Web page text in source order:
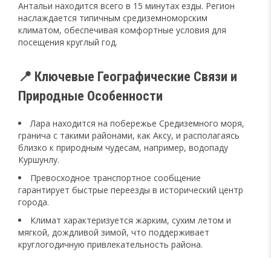
Антальи находится всего в 15 минутах езды. Регион
наслаждается типичным средиземноморским
климатом, обеспечивая комфортные условия для
посещения круглый год.
📍 Ключевые Географические Связи и
Природные Особенности
Лара находится на побережье Средиземного моря,
гранича с такими районами, как Аксу, и располагаясь
близко к природным чудесам, например, водопаду
Куршунлу.
Превосходное транспортное сообщение
гарантирует быстрые переезды в исторический центр
города.
Климат характеризуется жарким, сухим летом и
мягкой, дождливой зимой, что поддерживает
круглогодичную привлекательность района.